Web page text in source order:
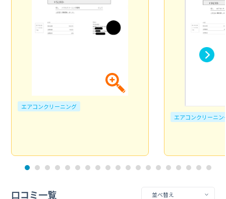
エアコンクリーニング
エアコンクリーニン
口コミ一覧